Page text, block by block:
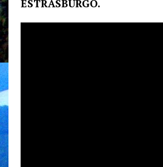
ESTRASBURGO.